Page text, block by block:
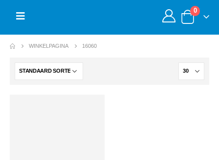
0
WINKELPAGINA 16060